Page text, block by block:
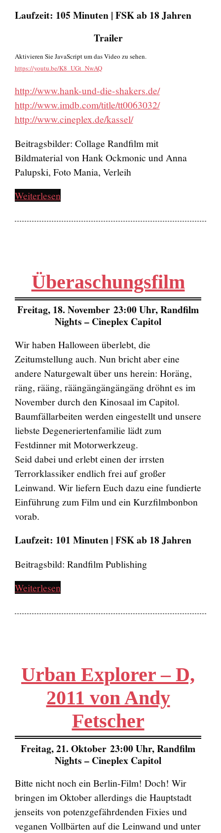
Laufzeit: 105 Minuten | FSK ab 18 Jahren
Trailer
Aktivieren Sie JavaScript um das Video zu sehen.
https://youtu.be/K8_UGt_NwAQ
http://www.hank-und-die-shakers.de/
http://www.imdb.com/title/tt0063032/
http://www.cineplex.de/kassel/
Beitragsbilder: Collage Randfilm mit
Bildmaterial von Hank Ockmonic und Anna
Palupski, Foto Mania, Verleih
Weiterlesen
Überaschungsfilm
Freitag, 18. November 23:00 Uhr, Randfilm
Nights – Cineplex Capitol
Wir haben Halloween überlebt, die
Zeitumstellung auch. Nun bricht aber eine
andere Naturgewalt über uns herein: Horäng,
räng, rääng, räängängängängäng dröhnt es im
November durch den Kinosaal im Capitol.
Baumfällarbeiten werden eingestellt und unsere
liebste Degeneriertenfamilie lädt zum
Festdinner mit Motorwerkzeug.
Seid dabei und erlebt einen der irrsten
Terrorklassiker endlich frei auf großer
Leinwand. Wir liefern Euch dazu eine fundierte
Einführung zum Film und ein Kurzfilmbonbon
vorab.
Laufzeit: 101 Minuten | FSK ab 18 Jahren
Beitragsbild: Randfilm Publishing
Weiterlesen
Urban Explorer – D,
2011 von Andy
Fetscher
Freitag, 21. Oktober 23:00 Uhr, Randfilm
Nights – Cineplex Capitol
Bitte nicht noch ein Berlin-Film! Doch! Wir
bringen im Oktober allerdings die Hauptstadt
jenseits von potenzgefährdenden Fixies und
veganen Vollbärten auf die Leinwand und unter